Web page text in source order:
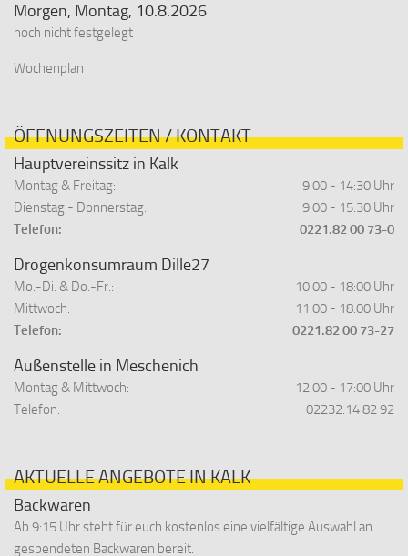
Morgen, Montag, 10.8.2026
noch nicht festgelegt
Wochenplan
ÖFFNUNGSZEITEN / KONTAKT
Hauptvereinssitz in Kalk
Montag & Freitag:
9:00 - 14:30 Uhr
Dienstag - Donnerstag:
9:00 - 15:30 Uhr
Telefon:
0221.82 00 73-0
Drogenkonsumraum Dille27
Mo.-Di. & Do.-Fr.:
10:00 - 18:00 Uhr
Mittwoch:
11:00 - 18:00 Uhr
Telefon:
0221.82 00 73-27
Außenstelle in Meschenich
Montag & Mittwoch:
12:00 - 17:00 Uhr
Telefon:
02232.14 82 92
AKTUELLE ANGEBOTE IN KALK
Backwaren
Ab 9:15 Uhr steht für euch kostenlos eine vielfältige Auswahl an
gespendeten Backwaren bereit.